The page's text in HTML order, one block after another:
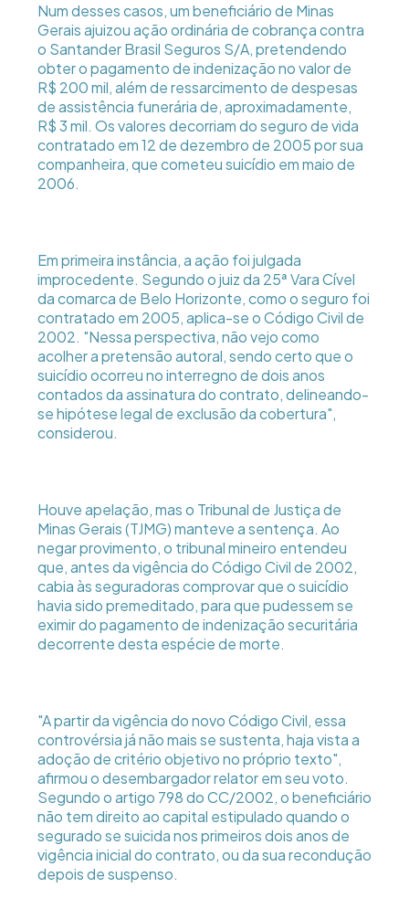
Num desses casos, um beneficiário de Minas
Gerais ajuizou ação ordinária de cobrança contra
o Santander Brasil Seguros S/A, pretendendo
obter o pagamento de indenização no valor de
R$ 200 mil, além de ressarcimento de despesas
de assistência funerária de, aproximadamente,
R$ 3 mil. Os valores decorriam do seguro de vida
contratado em 12 de dezembro de 2005 por sua
companheira, que cometeu suicídio em maio de
2006.
Em primeira instância, a ação foi julgada
improcedente. Segundo o juiz da 25ª Vara Cível
da comarca de Belo Horizonte, como o seguro foi
contratado em 2005, aplica-se o Código Civil de
2002. "Nessa perspectiva, não vejo como
acolher a pretensão autoral, sendo certo que o
suicídio ocorreu no interregno de dois anos
contados da assinatura do contrato, delineando-
se hipótese legal de exclusão da cobertura",
considerou.
Houve apelação, mas o Tribunal de Justiça de
Minas Gerais (TJMG) manteve a sentença. Ao
negar provimento, o tribunal mineiro entendeu
que, antes da vigência do Código Civil de 2002,
cabia às seguradoras comprovar que o suicídio
havia sido premeditado, para que pudessem se
eximir do pagamento de indenização securitária
decorrente desta espécie de morte.
"A partir da vigência do novo Código Civil, essa
controvérsia já não mais se sustenta, haja vista a
adoção de critério objetivo no próprio texto",
afirmou o desembargador relator em seu voto.
Segundo o artigo 798 do CC/2002, o beneficiário
não tem direito ao capital estipulado quando o
segurado se suicida nos primeiros dois anos de
vigência inicial do contrato, ou da sua recondução
depois de suspenso.